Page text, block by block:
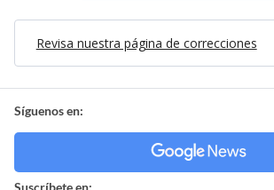
Revisa nuestra página de correcciones
Síguenos en:
Suscríbete en: